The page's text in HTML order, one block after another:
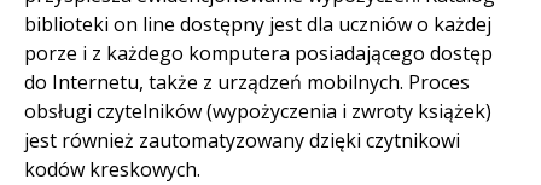
biblioteki on line dostępny jest dla uczniów o każdej
porze i z każdego komputera posiadającego dostęp
do Internetu, także z urządzeń mobilnych. Proces
obsługi czytelników (wypożyczenia i zwroty książek)
jest również zautomatyzowany dzięki czytnikowi
kodów kreskowych.